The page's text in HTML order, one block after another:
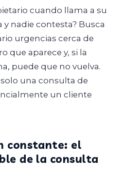
cuando llama a su
nadie contesta? Busca
urgencias cerca de
que aparece y, si la
puede que no vuelva.
una consulta de
un cliente
constante: el
de la consulta